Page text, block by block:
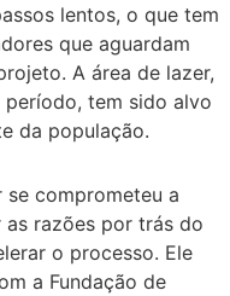
lentos, o que tem
que aguardam
A área de lazer,
tem sido alvo
da população.
se comprometeu a
razões por trás do
o processo. Ele
a Fundação de